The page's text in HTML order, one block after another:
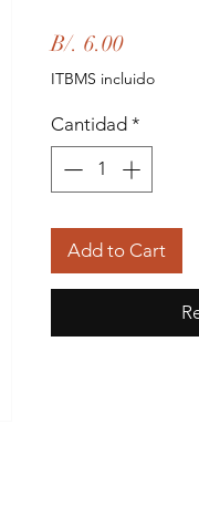
B/. 6.00Precio
ITBMS incluido
Cantidad *
Add to Cart